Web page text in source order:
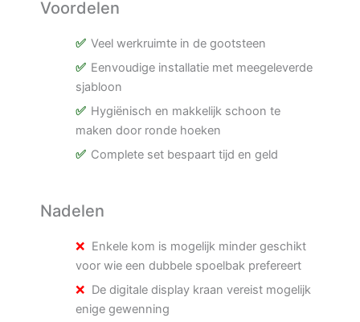
Voordelen
Veel werkruimte in de gootsteen
Eenvoudige installatie met meegeleverde
sjabloon
Hygiënisch en makkelijk schoon te
maken door ronde hoeken
Complete set bespaart tijd en geld
Nadelen
Enkele kom is mogelijk minder geschikt
voor wie een dubbele spoelbak prefereert
De digitale display kraan vereist mogelijk
enige gewenning